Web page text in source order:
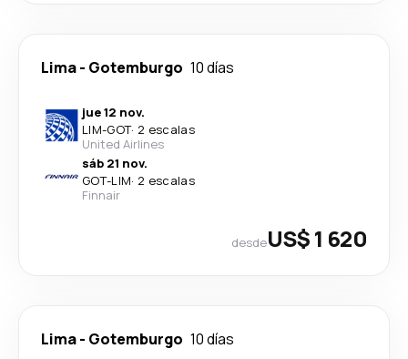
Lima- Gotemburgo 10 días
jue 12 nov.
LIM-GOT· 2 escalas
United Airlines
sáb 21 nov.
GOT-LIM· 2 escalas
Finnair
desdeUS$ 1 620
Lima- Gotemburgo 10 días